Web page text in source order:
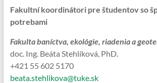
Fakultní koordinátori pre študentov so
potrebami
Fakulta baníctva, ekológie, riadenia a
doc. Ing. Beáta Stehlíková, PhD.
+421 55 602 5170
beata.stehlikova@tuke.sk